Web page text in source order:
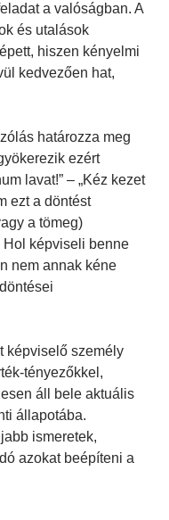
a valóságban. A
és utalások
hiszen kényelmi
kedvezően hat,
határozza meg
ezért
lavat!” – „Kéz kezet
ezt a döntést
a tömeg)
Hol képviseli benne
nem annak kéne
képviselő személy
tényezőkkel,
áll bele aktuális
állapotába.
ismeretek,
azokat beépíteni a